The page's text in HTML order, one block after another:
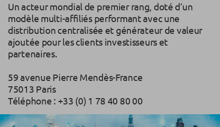
Un acteur mondial de premier rang, doté d’un
modèle multi-affiliés performant avec une
distribution centralisée et générateur de valeur
ajoutée pour les clients investisseurs et
partenaires.
59 avenue Pierre Mendès-France
75013 Paris
Téléphone : +33 (0) 1 78 40 80 00